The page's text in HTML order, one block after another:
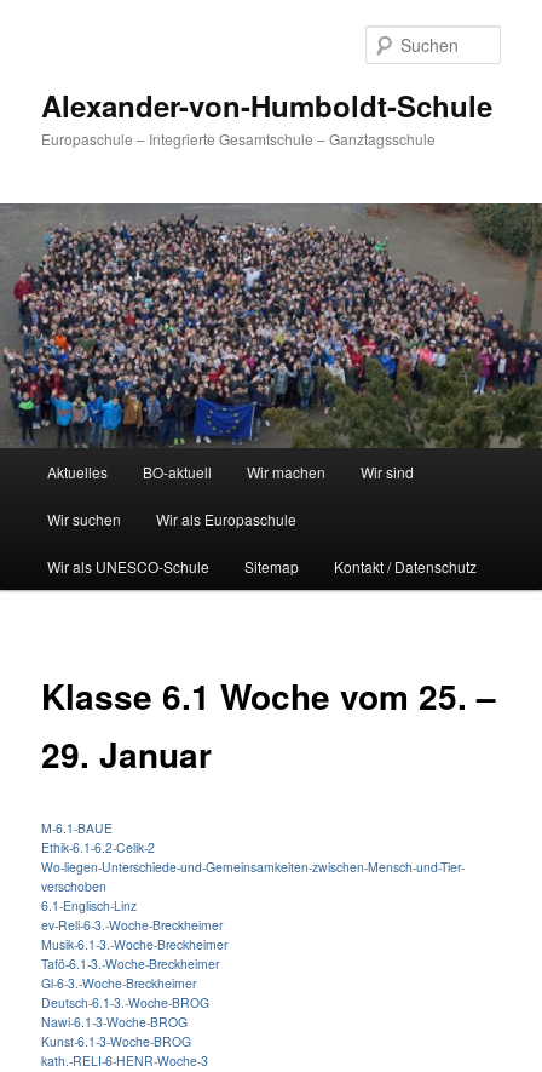
Alexander-von-Humboldt-Schule
Europaschule – Integrierte Gesamtschule – Ganztagsschule
Aktuelles BO-aktuell Wir machen Wir sind
Wir suchen Wir als Europaschule
Wir als UNESCO-Schule Sitemap Kontakt / Datenschutz
Klasse 6.1 Woche vom 25. –
29. Januar
M-6.1-BAUE
Ethik-6.1-6.2-Celik-2
Wo-liegen-Unterschiede-und-Gemeinsamkeiten-zwischen-Mensch-und-Tier-
verschoben
6.1-Englisch-Linz
ev-Reli-6-3.-Woche-Breckheimer
Musik-6.1-3.-Woche-Breckheimer
Tafö-6.1-3.-Woche-Breckheimer
Gl-6-3.-Woche-Breckheimer
Deutsch-6.1-3.-Woche-BROG
Nawi-6.1-3-Woche-BROG
Kunst-6.1-3-Woche-BROG
kath.-RELI-6-HENR-Woche-3